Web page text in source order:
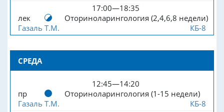
17:00—18:35
лек
Оториноларингология (2,4,6,8 недели)
Газаль Т.М.
КБ-8
СРЕДА
12:45—14:20
пр
Оториноларингология (1-15 недели)
Газаль Т.М.
КБ-8